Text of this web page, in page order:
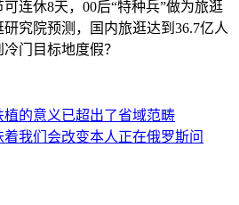
连休8天，00后“特种兵”做为旅逛
究院预测，国内旅逛达到36.7亿人
门目标地度假？
的意义已超出了省域范畴
我们会改变本人正在俄罗斯问